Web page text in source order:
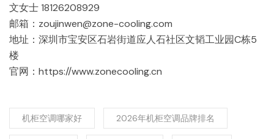
文女士 18126208929
邮箱：zoujinwen@zone-cooling.com
地址：深圳市宝安区石岩街道应人石社区文韬工业园C栋5
楼
官网：https://www.zonecooling.cn
机柜空调哪家好 2026年机柜空调品牌排名